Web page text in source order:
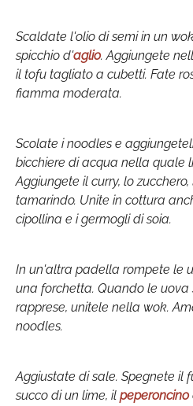
Scaldate l'olio di semi in un
spicchio d'aglio. Aggiungete
il tofu tagliato a cubetti. Fate
fiamma moderata.
Scolate i noodles e
bicchiere di acqua nella quale
Aggiungete il curry, lo
tamarindo. Unite in cottura
cipollina e i germogli di soia.
In un'altra padella rompete le
una forchetta. Quando le uova
rapprese, unitele nella wok.
noodles.
Aggiustate di sale. Spegnete il
succo di un lime, il peperoncino